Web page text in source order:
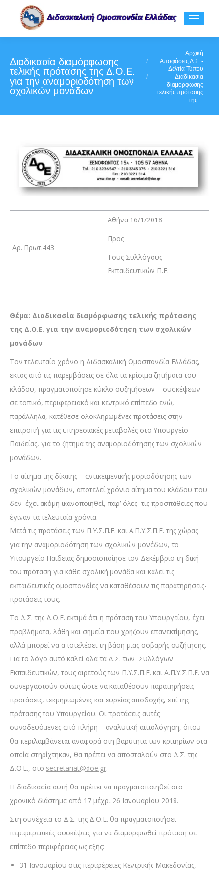
Διαδικασία διαμόρφωσης
τελικής πρότασης της Δ.Ο.Ε.
για την αναμοριοδότηση των
σχολικών μονάδων
Αρχική
Αποφάσεις Δ.Σ. -
Δελτία Τύπου
Διαδικασία
διαμόρφωσης
τελικής πρότασης
της…
Αρ. Πρωτ.443
Αθήνα 16/1/2018
Προς
Τους Συλλόγους
Εκπαιδευτικών Π.Ε.
Θέμα: Διαδικασία διαμόρφωσης τελικής πρότασης
της Δ.Ο.Ε. για την αναμοριοδότηση των σχολικών
μονάδων
Τον τελευταίο χρόνο η Διδασκαλική Ομοσπονδία Ελλάδας,
εκτός από τις παρεμβάσεις σε όλα τα κρίσιμα ζητήματα του
κλάδου, πραγματοποίησε κύκλο συζητήσεων – συσκέψεων
σε τοπικό, περιφερειακό και κεντρικό επίπεδο ενώ,
παράλληλα, κατέθεσε ολοκληρωμένες προτάσεις στην
επιτροπή για τις υπηρεσιακές μεταβολές στο Υπουργείο
Παιδείας, για το ζήτημα της αναμοριοδότησης των σχολικών
μονάδων.
Το αίτημα της δίκαιης – αντικειμενικής μοριοδότησης των
σχολικών μονάδων, αποτελεί χρόνιο αίτημα του κλάδου που
δεν έχει ακόμη ικανοποιηθεί, παρ’ όλες τις προσπάθειες που
έγιναν τα τελευταία χρόνια.
Μετά τις προτάσεις των Π.Υ.Σ.Π.Ε. και Α.Π.Υ.Σ.Π.Ε. της χώρας
για την αναμοριοδότηση των σχολικών μονάδων, το
Υπουργείο Παιδείας δημοσιοποίησε τον Δεκέμβριο τη δική
του πρόταση για κάθε σχολική μονάδα και καλεί τις
εκπαιδευτικές ομοσπονδίες να καταθέσουν τις παρατηρήσεις-
προτάσεις τους.
Το Δ.Σ. της Δ.Ο.Ε. εκτιμά ότι η πρόταση του Υπουργείου, έχει
προβλήματα, λάθη και σημεία που χρήζουν επανεκτίμησης,
αλλά μπορεί να αποτελέσει τη βάση μιας σοβαρής συζήτησης.
Για το λόγο αυτό καλεί όλα τα Δ.Σ. των Συλλόγων
Εκπαιδευτικών, τους αιρετούς των Π.Υ.Σ.Π.Ε. και Α.Π.Υ.Σ.Π.Ε. να
συνεργαστούν ούτως ώστε να καταθέσουν παρατηρήσεις –
προτάσεις, τεκμηριωμένες και ευρείας αποδοχής, επί της
πρότασης του Υπουργείου. Οι προτάσεις αυτές
συνοδευόμενες από πλήρη – αναλυτική αιτιολόγηση, όπου
θα περιλαμβάνεται αναφορά στη βαρύτητα των κριτηρίων στα
οποία στηρίχτηκαν, θα πρέπει να αποσταλούν στο Δ.Σ. της
Δ.Ο.Ε., στο secretariat@doe.gr.
Η διαδικασία αυτή θα πρέπει να πραγματοποιηθεί στο
χρονικό διάστημα από 17 μέχρι 26 Ιανουαρίου 2018.
Στη συνέχεια το Δ.Σ. της Δ.Ο.Ε. θα πραγματοποιήσει
περιφερειακές συσκέψεις για να διαμορφωθεί πρόταση σε
επίπεδο περιφέρειας ως εξής:
31 Ιανουαρίου στις περιφέρειες Κεντρικής Μακεδονίας,